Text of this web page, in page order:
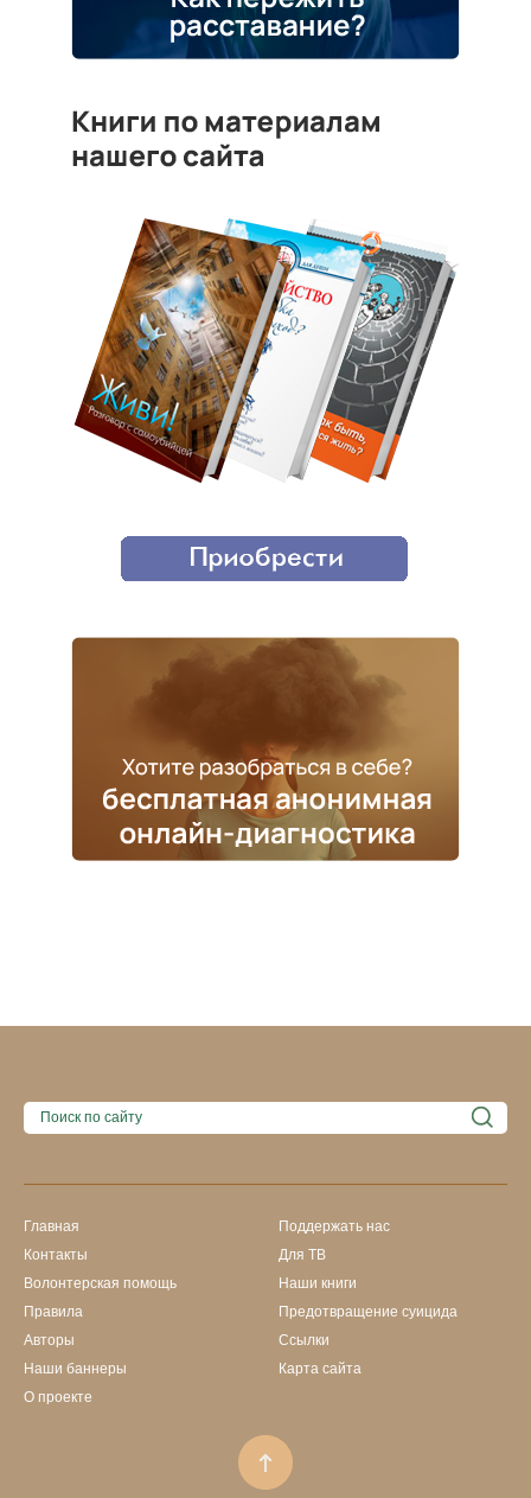
Главная
Контакты
Волонтерская помощь
Правила
Авторы
Наши баннеры
О проекте
Поддержать нас
Для ТВ
Наши книги
Предотвращение суицида
Ссылки
Карта сайта